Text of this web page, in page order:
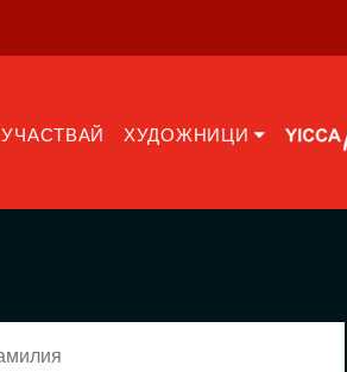
УЧАСТВАЙ ХУДОЖНИЦИ